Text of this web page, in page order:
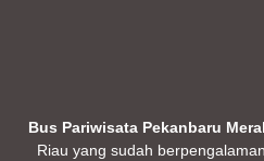
Bus Pariwisata Pekanbaru
Riau yang sudah